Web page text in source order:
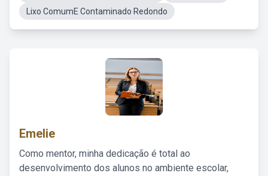
Lixo ComumE Contaminado Redondo
Emelie
Como mentor, minha dedicação é total ao
desenvolvimento dos alunos no ambiente escolar,